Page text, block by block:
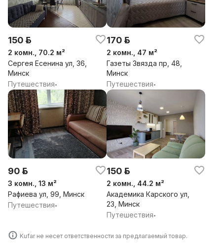
150 р.
2 комн., 70.2 м²
Сергея Есенина ул, 36,
Минск
Путешествия•
170 р.
2 комн., 47 м²
Газеты Звязда пр, 48,
Минск
Путешествия•
90 р.
3 комн., 13 м²
Рафиева ул, 99, Минск
Путешествия•
150 р.
2 комн., 44.2 м²
Академика Карского ул,
23, Минск
Путешествия•
Kufar не несет ответственности за предлагаемый товар.